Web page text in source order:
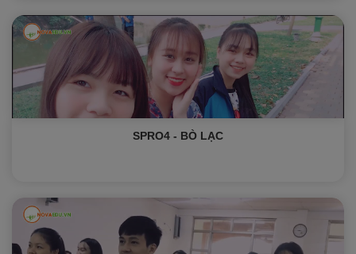
SPRO4 - BÒ LẠC